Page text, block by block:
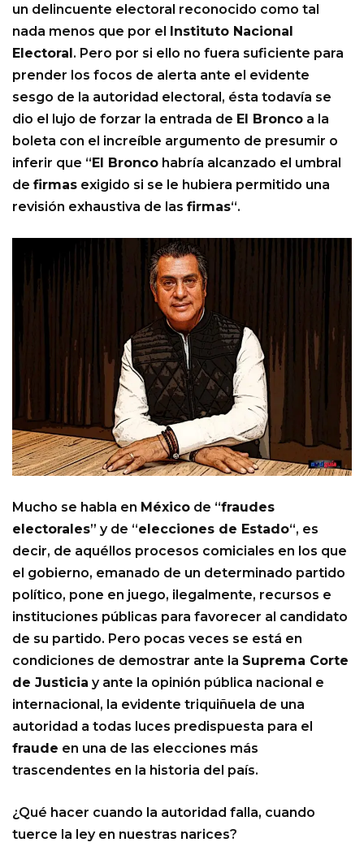
un delincuente electoral reconocido como tal
nada menos que por el Instituto Nacional
Electoral. Pero por si ello no fuera suficiente para
prender los focos de alerta ante el evidente
sesgo de la autoridad electoral, ésta todavía se
dio el lujo de forzar la entrada de El Bronco a la
boleta con el increíble argumento de presumir o
inferir que “El Bronco habría alcanzado el umbral
de firmas exigido si se le hubiera permitido una
revisión exhaustiva de las firmas“.
Mucho se habla en México de “fraudes
electorales” y de “elecciones de Estado“, es
decir, de aquéllos procesos comiciales en los que
el gobierno, emanado de un determinado partido
político, pone en juego, ilegalmente, recursos e
instituciones públicas para favorecer al candidato
de su partido. Pero pocas veces se está en
condiciones de demostrar ante la Suprema Corte
de Justicia y ante la opinión pública nacional e
internacional, la evidente triquiñuela de una
autoridad a todas luces predispuesta para el
fraude en una de las elecciones más
trascendentes en la historia del país.
¿Qué hacer cuando la autoridad falla, cuando
tuerce la ley en nuestras narices?